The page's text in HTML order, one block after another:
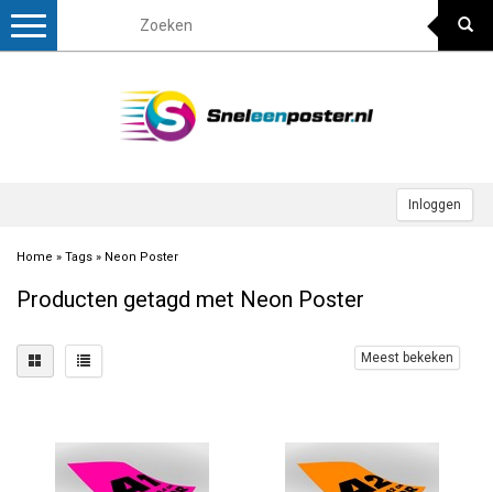
Inloggen
Toggle
Home » Tags » Neon Poster
Producten getagd met Neon Poster
Meest bekeken